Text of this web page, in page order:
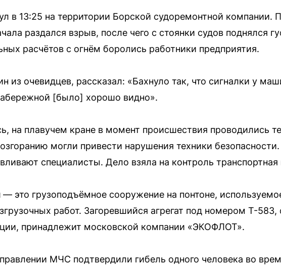
в 13:25 на территории Борской судоремонтной компании.
раздался взрыв, после чего с стоянки судов поднялся
расчётов с огнём боролись работники предприятия.
из очевидцев, рассказал: «Бахнуло так, что сигналки у
[было] хорошо видно».
на плавучем кране в момент происшествия проводились
могли привести нарушения техники
специалисты. Дело взяла на контроль транспортная
это грузоподъёмное сооружение на понтоне,
работ. Загоревшийся агрегат под номером Т-
принадлежит московской компании «ЭКОФЛОТ».
МЧС подтвердили гибель одного человека во